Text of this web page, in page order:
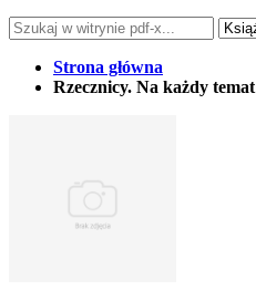
Strona główna
Rzecznicy. Na każdy temat